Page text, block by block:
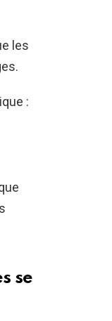
les
:
se